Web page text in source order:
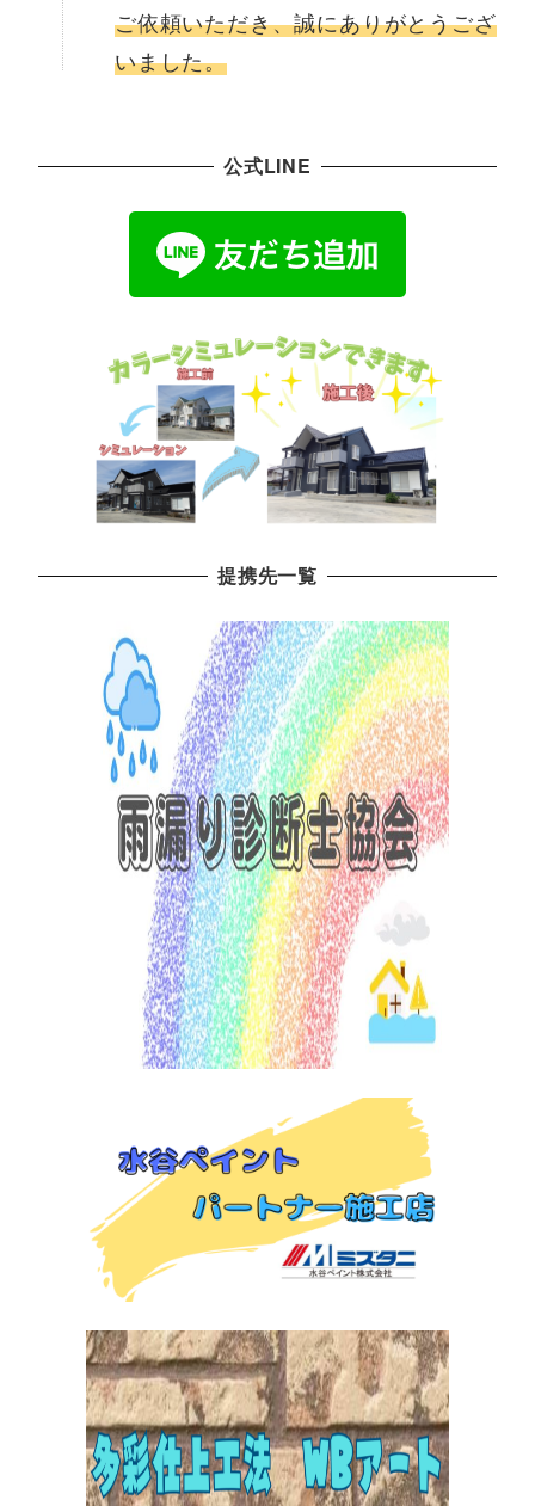
ご依頼いただき、誠にありがとうござ
いました。
公式LINE
提携先一覧